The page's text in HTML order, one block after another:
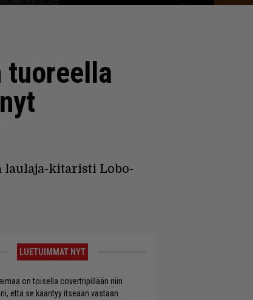
tuoreella
laulaja-kitaristi Lobo-
LUETUIMMAT NYT
on toisella covertripillään niin
että se kääntyy itseään vastaan